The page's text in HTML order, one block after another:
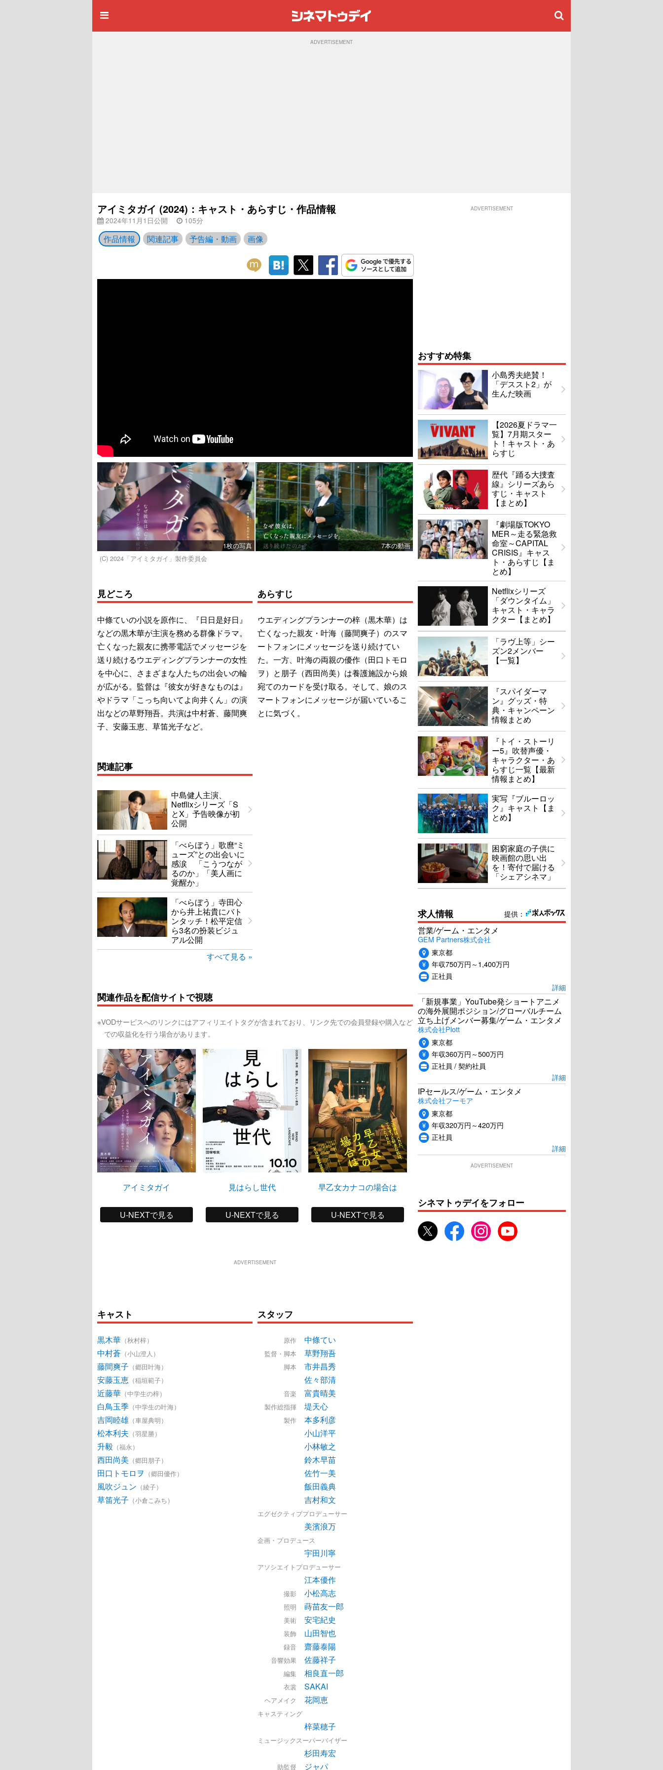
ADVERTISEMENT
アイミタガイ (2024)：キャスト・あらすじ・作品情報
2024年11月1日公開 105分
作品情報 関連記事 予告編・動画 画像
1枚の写真
7本の動画
(C) 2024「アイミタガイ」製作委員会
見どころ
中條ていの小説を原作に、『日日是好日』
などの黒木華が主演を務める群像ドラマ。
亡くなった親友に携帯電話でメッセージを
送り続けるウエディングプランナーの女性
を中心に、さまざまな人たちの出会いの輪
が広がる。監督は『彼女が好きなものは』
やドラマ「こっち向いてよ向井くん」の演
出などの草野翔吾。共演は中村蒼、藤間爽
子、安藤玉恵、草笛光子など。
あらすじ
ウエディングプランナーの梓（黒木華）は
亡くなった親友・叶海（藤間爽子）のスマ
ートフォンにメッセージを送り続けてい
た。一方、叶海の両親の優作（田口トモロ
ヲ）と朋子（西田尚美）は養護施設から娘
宛てのカードを受け取る。そして、娘のス
マートフォンにメッセージが届いているこ
とに気づく。
関連記事
中島健人主演、
Netflixシリーズ「S
とX」予告映像が初
公開
「べらぼう」歌麿“ミ
ューズ”との出会いに
感涙 「こうつなが
るのか」「美人画に
覚醒か」
「べらぼう」寺田心
から井上祐貴にバト
ンタッチ！松平定信
ら3名の扮装ビジュ
アル公開
すべて見る »
関連作品を配信サイトで視聴
※VODサービスへのリンクにはアフィリエイトタグが含まれており、リンク先での会員登録や購入など
での収益化を行う場合があります。
アイミタガイ
U-NEXTで見る
見はらし世代
U-NEXTで見る
早乙女カナコの場合は
U-NEXTで見る U-NEXTで見る U-NEXTで見る
ADVERTISEMENT
キャスト
黒木華 （秋村梓）
中村蒼 （小山澄人）
藤間爽子 （郷田叶海）
安藤玉恵 （稲垣範子）
近藤華 （中学生の梓）
白鳥玉季 （中学生の叶海）
吉岡睦雄 （車屋典明）
松本利夫 （羽星勝）
升毅 （福永）
西田尚美 （郷田朋子）
田口トモロヲ （郷田優作）
風吹ジュン （綾子）
草笛光子 （小倉こみち）
スタッフ
原作 中條てい
監督・脚本 草野翔吾
脚本
市井昌秀
佐々部清
音楽 富貴晴美
製作総指揮 堤天心
製作
本多利彦
小山洋平
小林敏之
鈴木早苗
佐竹一美
飯田義典
吉村和文
エグゼクティブプロデューサー
美濱浪万
企画・プロデュース
宇田川寧
アソシエイトプロデューサー
江本優作
撮影 小松高志
照明 蒔苗友一郎
美術 安宅紀史
装飾 山田智也
録音 齋藤泰陽
音響効果 佐藤祥子
編集 相良直一郎
衣裳 SAKAI
ヘアメイク 花岡恵
キャスティング
梓菜穂子
ミュージックスーパーバイザー
杉田寿宏
助監督 ジャパ
ADVERTISEMENT
おすすめ特集
小島秀夫絶賛！
「デススト2」が
生んだ映画
【2026夏ドラマ一
覧】7月期スター
ト！キャスト・あ
らすじ
歴代『踊る大捜査
線』シリーズあら
すじ・キャスト
【まとめ】
『劇場版TOKYO
MER～走る緊急救
命室～CAPITAL
CRISIS』キャス
ト・あらすじ【ま
とめ】
Netflixシリーズ
「ダウンタイム」
キャスト・キャラ
クター【まとめ】
「ラヴ上等」シー
ズン2メンバー
【一覧】
『スパイダーマ
ン』グッズ・特
典・キャンペーン
情報まとめ
『トイ・ストーリ
ー5』吹替声優・
キャラクター・あ
らすじ一覧【最新
情報まとめ】
実写『ブルーロッ
ク』キャスト【ま
とめ】
困窮家庭の子供に
映画館の思い出
を！寄付で届ける
「シェアシネマ」
提供：
求人情報
営業/ゲーム・エンタメ
GEM Partners株式会社
東京都
年収750万円～1,400万円
正社員
詳細
「新規事業」YouTube発ショートアニメ
の海外展開ポジション/グローバルチーム
立ち上げメンバー募集/ゲーム・エンタメ
株式会社Plott
東京都
年収360万円～500万円
正社員 / 契約社員
詳細
IPセールス/ゲーム・エンタメ
株式会社フーモア
東京都
年収320万円～420万円
正社員
詳細
ADVERTISEMENT
シネマトゥデイをフォロー